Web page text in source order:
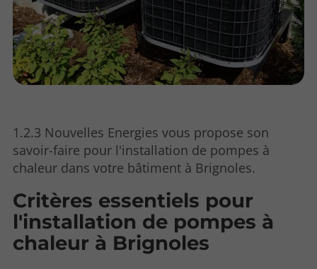
1.2.3 Nouvelles Energies vous propose son
savoir-faire pour l'installation de pompes à
chaleur dans votre bâtiment à Brignoles.
Critères essentiels pour
l'installation de pompes à
chaleur à Brignoles